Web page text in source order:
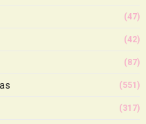
(47)
(42)
(87)
(551)
(317)